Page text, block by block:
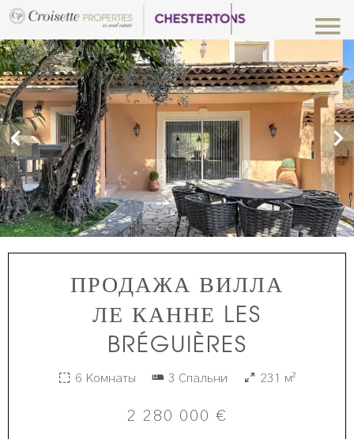
ПРОДАЖА ВИЛЛА
ЛЕ КАННЕ LES
BRÉGUIÈRES
6 Комнаты 3 Спальни 231 м²
2 280 000 €